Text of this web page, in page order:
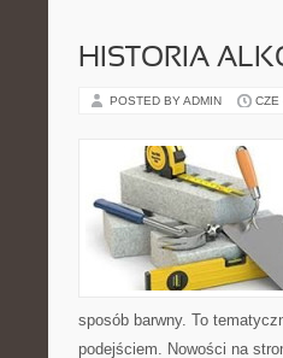
HISTORIA
POSTED BY ADMIN CZE
sposób barwny. To
podejściem. Nowości na